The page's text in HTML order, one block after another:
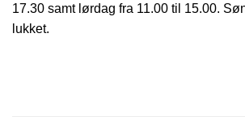
17.30 samt lørdag fra 11.00 til 15.00.
lukket.